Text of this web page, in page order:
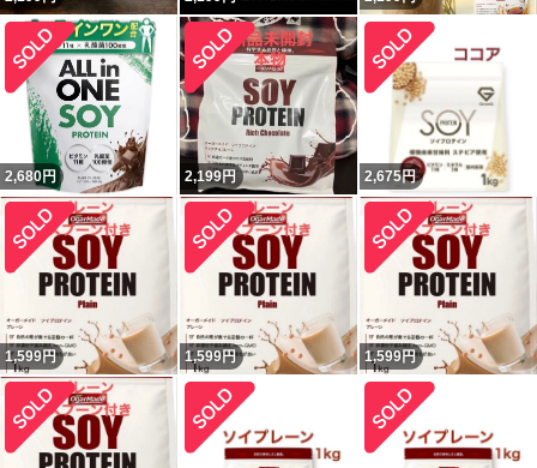
2,680円 2,199円 2,675円
1,599円 1,599円 1,599円